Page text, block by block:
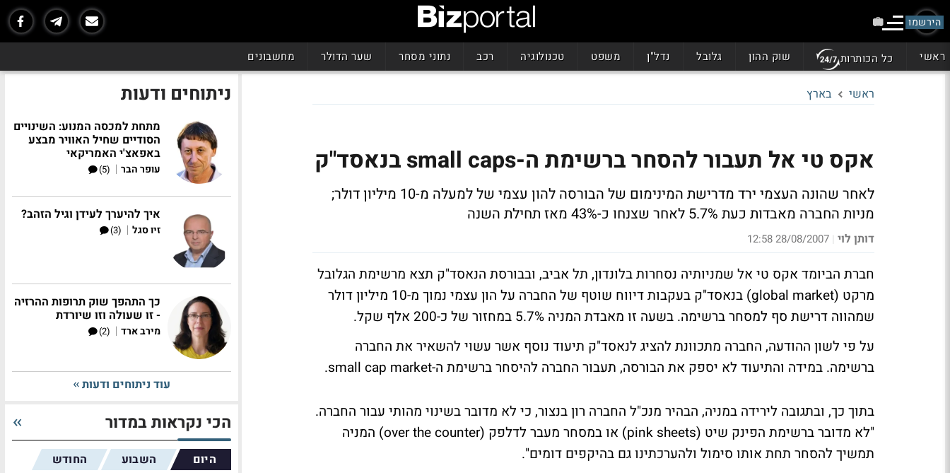
הירשמו
ראשי כל הכותרות שוק ההון גלובל נדל"ן משפט טכנולוגיה רכב נתוני מסחר שער הדולר מחשבונים
ראשי בארץ
אקס טי אל תעבור להסחר ברשימת ה-small caps בנאסד"ק
לאחר שהונה העצמי ירד מדרישת המינימום של הבורסה להון עצמי של למעלה מ-10 מיליון דולר;
מניות החברה מאבדות כעת 5.7% לאחר שצנחו כ-43% מאז תחילת השנה
דותן לוי |
28/08/2007 12:58
חברת הביומד אקס טי אל שמניותיה נסחרות בלונדון, תל אביב, ובבורסת הנאסד"ק תצא מרשימת הגלובל
מרקט (global market) בנאסד"ק בעקבות דיווח שוטף של החברה על הון עצמי נמוך מ-10 מיליון דולר
שמהווה דרישת סף למסחר ברשימה. בשעה זו מאבדת המניה 5.7% במחזור של כ-200 אלף שקל.
על פי לשון ההודעה, החברה מתכוונת להציג לנאסד"ק תיעוד נוסף אשר עשוי להשאיר את החברה
ברשימה. במידה והתיעוד לא יספק את הבורסה, תעבור החברה להיסחר ברשימת ה-small cap market.
בתוך כך, ובתגובה לירידה במניה, הבהיר מנכ"ל החברה רון בנצור, כי לא מדובר בשינוי מהותי עבור החברה.
"לא מדובר ברשימת הפינק שיט (pink sheets) או במסחר מעבר לדלפק (over the counter) המניה
תמשיך להסחר תחת אותו סימול ולהערכתינו גם בהיקפים דומים".
ניתוחים ודעות
מתחת למכסה המנוע: השינויים
הסודיים שחיל האוויר מבצע
באפאצ'י האמריקאי
עופר הבר |
(5)
איך להיערך לעידן וגיל הזהב?
זיו סגל |
(3)
כך התהפך שוק תרופות ההרזיה
- זו שעולה וזו שיורדת
מירב ארד |
(2)
עוד ניתוחים ודעות
הכי נקראות במדור
היום השבוע החודש